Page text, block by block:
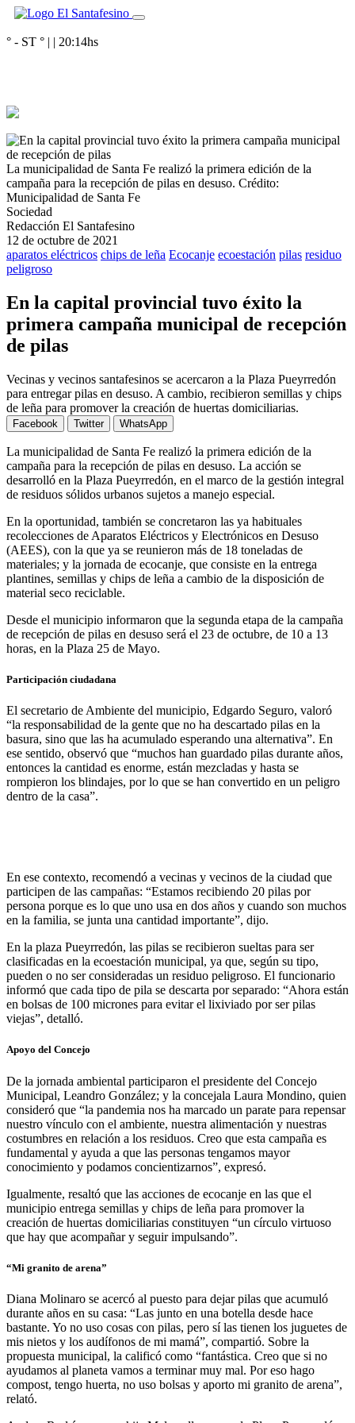
° - ST ° | | 20:14hs
La municipalidad de Santa Fe realizó la primera edición de la
campaña para la recepción de pilas en desuso. Crédito:
Municipalidad de Santa Fe
Sociedad
Redacción El Santafesino
12 de octubre de 2021
aparatos eléctricos chips de leña Ecocanje ecoestación pilas residuo
peligroso
En la capital provincial tuvo éxito la
primera campaña municipal de recepción
de pilas
Vecinas y vecinos santafesinos se acercaron a la Plaza Pueyrredón
para entregar pilas en desuso. A cambio, recibieron semillas y chips
de leña para promover la creación de huertas domiciliarias.
Facebook Twitter WhatsApp
La municipalidad de Santa Fe realizó la primera edición de la
campaña para la recepción de pilas en desuso. La acción se
desarrolló en la Plaza Pueyrredón, en el marco de la gestión integral
de residuos sólidos urbanos sujetos a manejo especial.
En la oportunidad, también se concretaron las ya habituales
recolecciones de Aparatos Eléctricos y Electrónicos en Desuso
(AEES), con la que ya se reunieron más de 18 toneladas de
materiales; y la jornada de ecocanje, que consiste en la entrega
plantines, semillas y chips de leña a cambio de la disposición de
material seco reciclable.
Desde el municipio informaron que la segunda etapa de la campaña
de recepción de pilas en desuso será el 23 de octubre, de 10 a 13
horas, en la Plaza 25 de Mayo.
Participación ciudadana
El secretario de Ambiente del municipio, Edgardo Seguro, valoró
“la responsabilidad de la gente que no ha descartado pilas en la
basura, sino que las ha acumulado esperando una alternativa”. En
ese sentido, observó que “muchos han guardado pilas durante años,
entonces la cantidad es enorme, están mezcladas y hasta se
rompieron los blindajes, por lo que se han convertido en un peligro
dentro de la casa”.
En ese contexto, recomendó a vecinas y vecinos de la ciudad que
participen de las campañas: “Estamos recibiendo 20 pilas por
persona porque es lo que uno usa en dos años y cuando son muchos
en la familia, se junta una cantidad importante”, dijo.
En la plaza Pueyrredón, las pilas se recibieron sueltas para ser
clasificadas en la ecoestación municipal, ya que, según su tipo,
pueden o no ser consideradas un residuo peligroso. El funcionario
informó que cada tipo de pila se descarta por separado: “Ahora están
en bolsas de 100 micrones para evitar el lixiviado por ser pilas
viejas”, detalló.
Apoyo del Concejo
De la jornada ambiental participaron el presidente del Concejo
Municipal, Leandro González; y la concejala Laura Mondino, quien
consideró que “la pandemia nos ha marcado un parate para repensar
nuestro vínculo con el ambiente, nuestra alimentación y nuestras
costumbres en relación a los residuos. Creo que esta campaña es
fundamental y ayuda a que las personas tengamos mayor
conocimiento y podamos concientizarnos”, expresó.
Igualmente, resaltó que las acciones de ecocanje en las que el
municipio entrega semillas y chips de leña para promover la
creación de huertas domiciliarias constituyen “un círculo virtuoso
que hay que acompañar y seguir impulsando”.
“Mi granito de arena”
Diana Molinaro se acercó al puesto para dejar pilas que acumuló
durante años en su casa: “Las junto en una botella desde hace
bastante. Yo no uso cosas con pilas, pero sí las tienen los juguetes de
mis nietos y los audífonos de mi mamá”, compartió. Sobre la
propuesta municipal, la calificó como “fantástica. Creo que si no
ayudamos al planeta vamos a terminar muy mal. Por eso hago
compost, tengo huerta, no uso bolsas y aporto mi granito de arena”,
relató.